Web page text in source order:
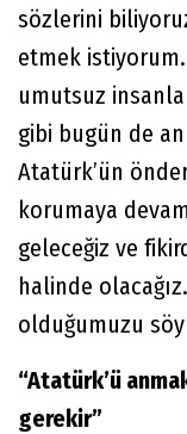
sözlerini
etmek
umutsuz
gibi bugün de
Atatürk’ün
korumaya
geleceğiz ve
halinde
olduğumuzu
“Atatürk’ü
gerekir”